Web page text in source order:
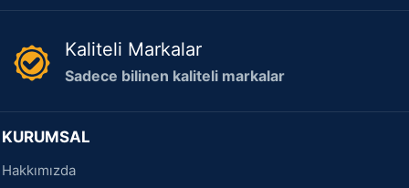
Kaliteli Markalar
Sadece bilinen kaliteli markalar
KURUMSAL
Hakkımızda